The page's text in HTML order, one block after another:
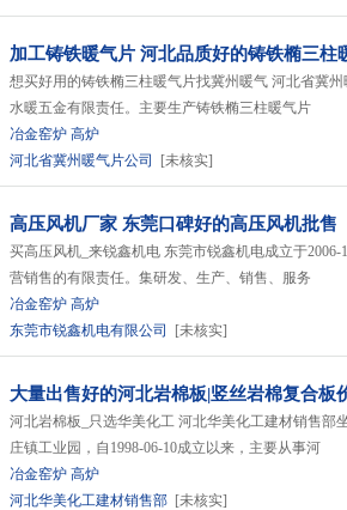
加工铸铁暖气片 河北品质好的铸铁椭三柱
想买好用的铸铁椭三柱暖气片找冀州暖气 河北省冀
水暖五金有限责任。主要生产铸铁椭三柱暖气片
冶金窑炉 高炉
河北省冀州暖气片公司
[未核实]
高压风机厂家 东莞口碑好的高压风机批售
买高压风机_来锐鑫机电 东莞市锐鑫机电成立于
营销售的有限责任。集研发、生产、销售、服务
冶金窑炉 高炉
东莞市锐鑫机电有限公司
[未核实]
大量出售好的河北岩棉板|竖丝岩棉复合板
河北岩棉板_只选华美化工 河北华美化工建材销售部
庄镇工业园，自1998-06-10成立以来，主要从事河
冶金窑炉 高炉
河北华美化工建材销售部 [未核实]